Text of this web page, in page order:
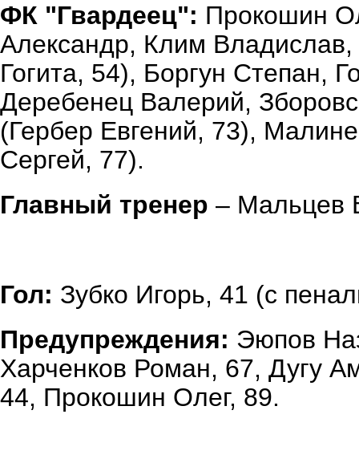
ФК "Гвардеец": Прокошин
Александр, Клим
Гогита, 54), Боргун Степан,
Деребенец Валерий,
(Гербер Евгений, 73),
Сергей, 77).
Главный тренер – Мальцев
Гол: Зубко Игорь, 41 (с
Предупреждения: Эюпов
Харченков Роман, 67, Дугу
44, Прокошин Олег, 89.